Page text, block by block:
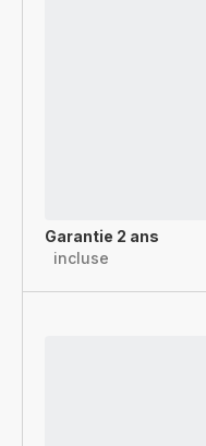
Garantie 2 ans
incluse